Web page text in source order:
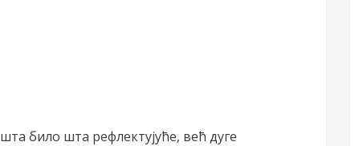
било шта рефлектујуће, већ дуге